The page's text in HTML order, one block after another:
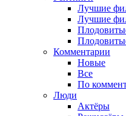
Лучшие
Лучшие
Комментарии
Новые
Все
По
Люди
Актёры